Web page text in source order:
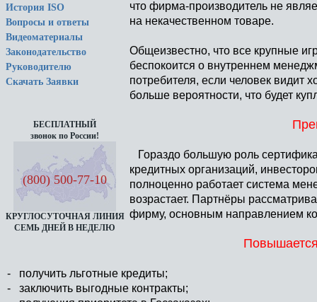
История ISO
Вопросы и ответы
Видеоматериалы
Законодательство
Руководителю
Скачать Заявки
БЕСПЛАТНЫЙ
звонок по России!
(800) 500-77-10
КРУГЛОСУТОЧНАЯ ЛИНИЯ
СЕМЬ ДНЕЙ В НЕДЕЛЮ
что фирма-производитель не
на некачественном товаре.
Общеизвестно, что все крупные
беспокоится о внутреннем
потребителя, если человек видит
больше вероятности, что будет
Гораздо большую роль
кредитных организаций,
полноценно работает система
возрастает. Партнёры
фирму, основным направлением
- получить льготные кредиты;
- заключить выгодные контракты;